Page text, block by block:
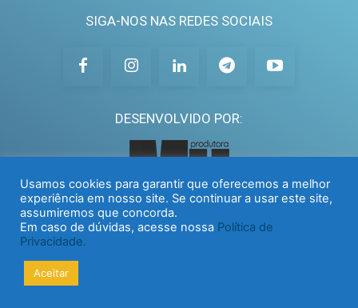
SIGA-NOS NAS REDES SOCIAIS
DESENVOLVIDO POR:
Usamos cookies para garantir que oferecemos a melhor
experiência em nosso site. Se continuar a usar este site,
assumiremos que concorda.
Em caso de dúvidas, acesse nossa Política de
Privacidade.
Aceitar